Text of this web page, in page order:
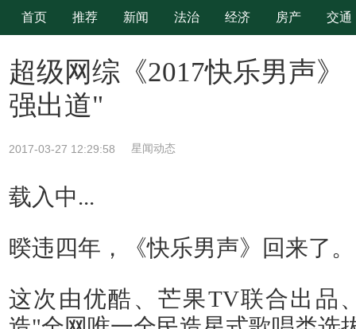
首页 推荐 新闻 法治 经济 房产 交通
超级网综《2017快乐男声
强出道"
2017-03-27 12:29:58 星闻动态
载入中...
暌违四年，《快乐男声》回来了。
这次由优酷、芒果TV联合出品